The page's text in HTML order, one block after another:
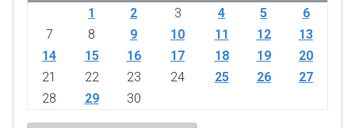
1
2 3 4 5
6
7
8 9 10 11 12
13
14
15 16 17 18 19
20
21
22 23 24 25 26
27
28
29 30